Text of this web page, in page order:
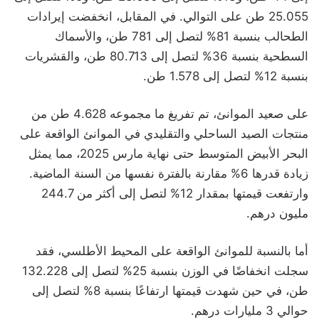
25.055 طن على التوالي. في المقابل، انخفضت إيرادات
الطحالب بنسبة 81% لتصل إلى 781 طن، والأسماك
السطحية بنسبة 36% لتصل إلى 80.713 طن، والقشريات
بنسبة 12% لتصل إلى 1.578 طن.
على صعيد الموانئ، تم تفريغ ما مجموعه 4.628 طن من
منتجات الصيد الساحلي والتقليدي في الموانئ الواقعة على
البحر الأبيض المتوسط حتى نهاية مارس 2025، مما يمثل
زيادة قدرها 6% مقارنة بالفترة نفسها من السنة الماضية.
وارتفعت قيمتها بمقدار 12% لتصل إلى أكثر من 244.7
مليون درهم.
أما بالنسبة للموانئ الواقعة على المحيط الأطلسي، فقد
سجلت انخفاضًا في الوزن بنسبة 25% لتصل إلى 132.228
طن، في حين شهدت قيمتها ارتفاعًا بنسبة 8% لتصل إلى
حوالي 3 مليارات درهم.